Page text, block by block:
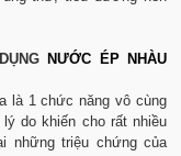
NƯỚC ÉP NHÀU
là 1 chức năng vô cùng
do khiến cho rất nhiều
những triệu chứng của